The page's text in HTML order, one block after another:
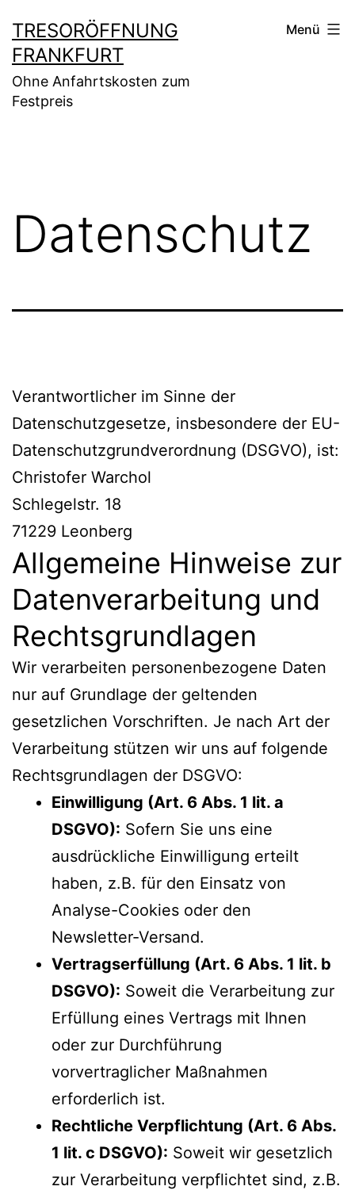
Inhalt
springen
TRESORÖFFNUNG
FRANKFURT
Ohne Anfahrtskosten zum
Festpreis
Menü
Datenschutz
Verantwortlicher im Sinne der
Datenschutzgesetze, insbesondere der EU-
Datenschutzgrundverordnung (DSGVO), ist:
Christofer Warchol
Schlegelstr. 18
71229 Leonberg
Allgemeine Hinweise zur
Datenverarbeitung und
Rechtsgrundlagen
Wir verarbeiten personenbezogene Daten
nur auf Grundlage der geltenden
gesetzlichen Vorschriften. Je nach Art der
Verarbeitung stützen wir uns auf folgende
Rechtsgrundlagen der DSGVO:
Einwilligung (Art. 6 Abs. 1 lit. a
DSGVO): Sofern Sie uns eine
ausdrückliche Einwilligung erteilt
haben, z.B. für den Einsatz von
Analyse-Cookies oder den
Newsletter-Versand.
Vertragserfüllung (Art. 6 Abs. 1 lit. b
DSGVO): Soweit die Verarbeitung zur
Erfüllung eines Vertrags mit Ihnen
oder zur Durchführung
vorvertraglicher Maßnahmen
erforderlich ist.
Rechtliche Verpflichtung (Art. 6 Abs.
1 lit. c DSGVO): Soweit wir gesetzlich
zur Verarbeitung verpflichtet sind, z.B.